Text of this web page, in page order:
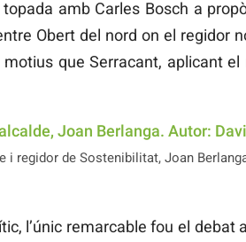
amb Carles Bosch a
Obert del nord on el regidor
que Serracant, aplicant el
i regidor de Sostenibilitat, Joan
l’únic remarcable fou el debat